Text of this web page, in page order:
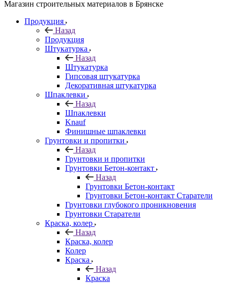
Магазин строительных материалов в Брянске
Продукция
Назад
Продукция
Штукатурка
Назад
Штукатурка
Гипсовая штукатурка
Декоративная штукатурка
Шпаклевки
Назад
Шпаклевки
Knauf
Финишные шпаклевки
Грунтовки и пропитки
Назад
Грунтовки и пропитки
Грунтовки Бетон-контакт
Назад
Грунтовки Бетон-контакт
Грунтовки Бетон-контакт Старатели
Грунтовки глубокого проникновения
Грунтовки Старатели
Краска, колер
Назад
Краска, колер
Колер
Краска
Назад
Краска